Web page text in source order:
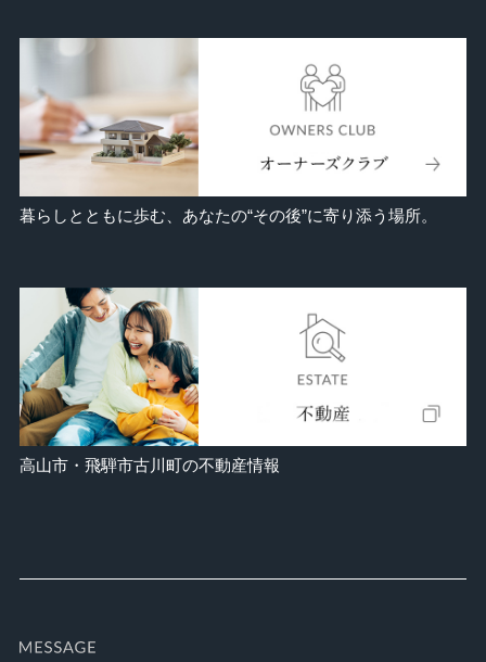
暮らしとともに歩む、あなたの“その後”に寄り添う場所。
高山市・飛騨市古川町の不動産情報